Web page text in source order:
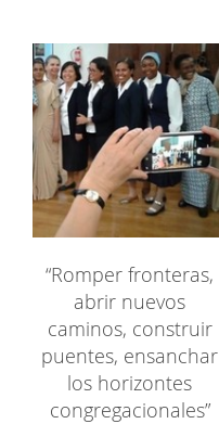
“Romper fronteras,
abrir nuevos
caminos, construir
puentes, ensanchar
los horizontes
congregacionales”